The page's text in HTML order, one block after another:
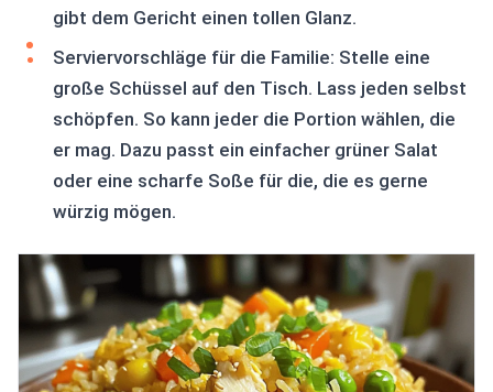
gibt dem Gericht einen tollen Glanz.
Serviervorschläge für die Familie: Stelle eine
große Schüssel auf den Tisch. Lass jeden selbst
schöpfen. So kann jeder die Portion wählen, die
er mag. Dazu passt ein einfacher grüner Salat
oder eine scharfe Soße für die, die es gerne
würzig mögen.